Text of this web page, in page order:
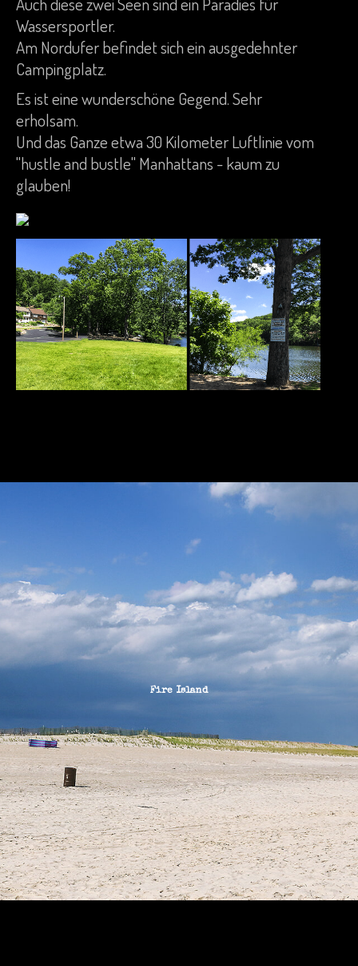
Wassersportler.
Am Nordufer befindet sich ein ausgedehnter
Campingplatz.
Es ist eine wunderschöne Gegend. Sehr
erholsam.
Und das Ganze etwa 30 Kilometer Luftlinie vom
"hustle and bustle" Manhattans - kaum zu
glauben!
Fire Island